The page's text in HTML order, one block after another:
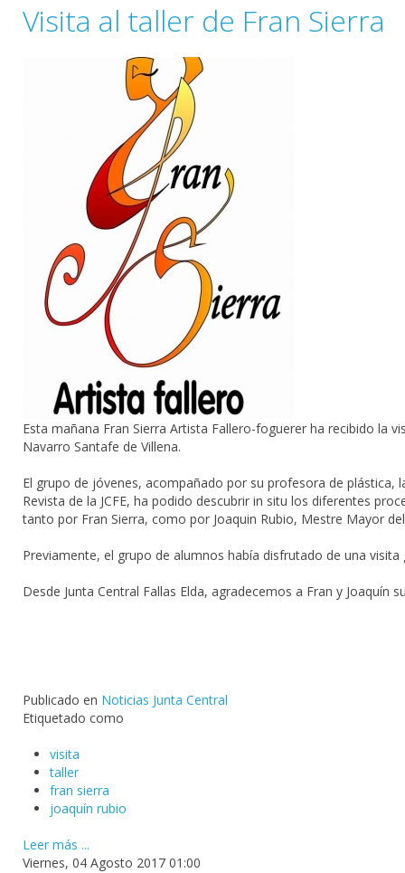
Visita al taller de Fran Sierra
Esta mañana Fran Sierra Artista Fallero-foguerer ha recibido la
Navarro Santafe de Villena.
El grupo de jóvenes, acompañado por su profesora de plástica,
Revista de la JCFE, ha podido descubrir in situ los diferentes
tanto por Fran Sierra, como por Joaquin Rubio, Mestre Mayor
Previamente, el grupo de alumnos había disfrutado de una visita
Desde Junta Central Fallas Elda, agradecemos a Fran y Joaquín
Publicado en Noticias Junta Central
Etiquetado como
visita
taller
fran sierra
joaquín rubio
Leer más ...
Viernes, 04 Agosto 2017 01:00